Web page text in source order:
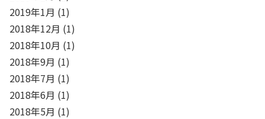
2019年1月 (1)
2018年12月 (1)
2018年10月 (1)
2018年9月 (1)
2018年7月 (1)
2018年6月 (1)
2018年5月 (1)